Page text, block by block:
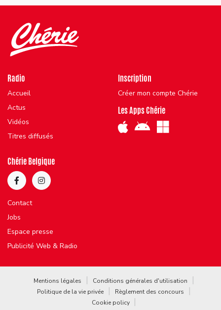
Radio
Accueil
Actus
Vidéos
Titres diffusés
Inscription
Créer mon compte Chérie
Les Apps Chérie
Chérie Belgique
Contact
Jobs
Espace presse
Publicité Web & Radio
Mentions légales
Conditions générales d'utilisation
Politique de la vie privée
Règlement des concours
Cookie policy